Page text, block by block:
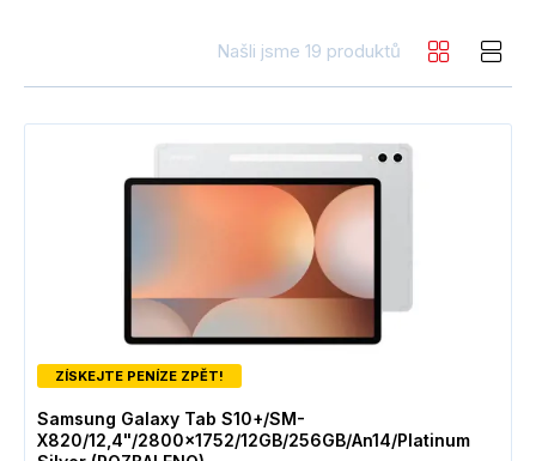
Našli jsme 19 produktů
ZÍSKEJTE PENÍZE ZPĚT!
Samsung Galaxy Tab S10+/SM-
X820/12,4"/2800x1752/12GB/256GB/An14/Platinum